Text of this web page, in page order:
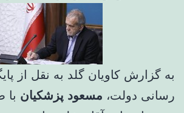
به گزارش کاویان گلد به نقل از
رسانی دولت، مسعود پزشکیان